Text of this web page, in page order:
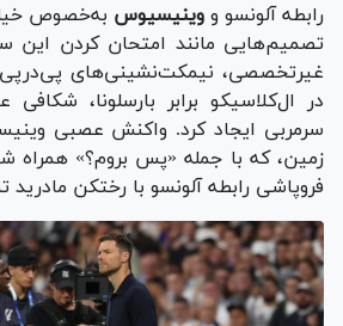
رابطه آلونسو و وینیسیوس به‌خصوص
تصمیم‌هایی مانند امتحان کردن این
غیرتخصصی، نیمکت‌نشینی‌های
در ال‌کلاسیکو برابر بارسلونا،
سرمربی ایجاد کرد. واکنش عصبی
زمین، که با جمله «پس بروم؟» همراه
فروپاشی رابطه آلونسو با رختکن مادرید